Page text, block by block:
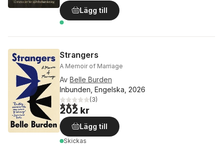
Lägg till
Strangers
A Memoir of Marriage
Av Belle Burden
Inbunden, Engelska, 2026
3,0utav 5 stjärnor. Totalt antal röster:
(3)
202 kr
Lägg till
Skickas